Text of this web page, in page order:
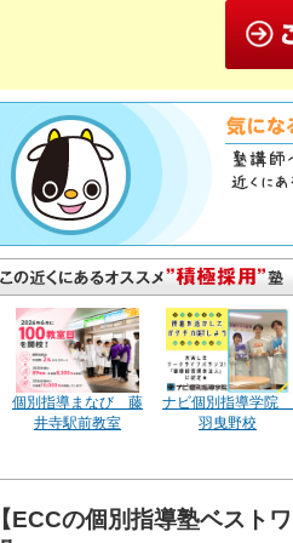
個別指導まなび 藤
井寺駅前教室
ナビ個別指導学院
羽曳野校
【ECCの個別指導塾ベス